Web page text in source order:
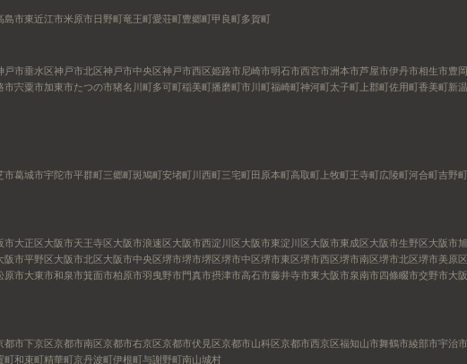
島市東近江市米原市日野町竜王町愛荘町豊郷町甲良町多賀町
戸市垂水区神戸市北区神戸市中央区神戸市西区姫路市尼崎市明石市西宮市洲本市芦屋市伊丹市相生市豊
市宍粟市加東市たつの市猪名川町多可町稲美町播磨町市川町福崎町神河町太子町 上郡町佐用町香美町新
市葛城市宇陀市平群町三郷町斑鳩町安堵町川西町三宅町田原本町高取町 上牧町王寺町広陵町河合町吉野町
市大正区大阪市天王寺区大阪市浪速区大阪市西淀川区大阪市東淀川区大阪市東成区大阪市生野区大阪市
阪市平野区大阪市北区大阪市中央区堺市堺市堺区堺市中区堺市東区堺市西区堺市南区堺市北区堺市美原区
原市大東市和泉市箕面市柏原市羽曳野市門真市摂津市高石市藤井寺市東大阪市泉南市四條畷市交野市大
都市下京区京都市南区京都市右京区京都市伏見区京都市山科区京都市西京区福知山市舞鶴市綾部市宇治市
町和束町精華町京丹波町伊根町与謝野町南山城村